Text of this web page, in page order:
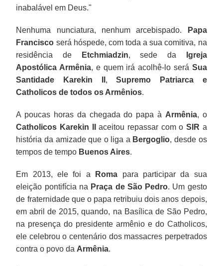
inabalável em Deus."
Nenhuma nunciatura, nenhum arcebispado.
Papa
Francisco será hóspede, com toda a sua comitiva, na
residência de
Etchmiadzin, sede da
Igreja
Apostólica Armênia, e quem irá acolhê-lo será Sua
Santidade Karekin II ,Supremo Patriarca e
Catholicos de todos os Armênios.
A poucas horas da chegada do papa à Armênia, o
Catholicos Karekin II
aceitou repassar com o SIR a
história da amizade que o liga a Bergoglio, desde os
tempos de tempo Buenos Aires.
Em 2013, ele foi a Roma para participar da sua
eleição pontifícia na Praça de São Pedro. Um gesto
de fraternidade que o papa retribuiu dois anos depois,
em abril de 2015, quando, na Basílica de São Pedro,
na presença do presidente armênio e do Catholicos,
ele celebrou o centenário dos massacres perpetrados
contra o povo da Armênia.